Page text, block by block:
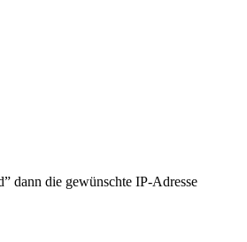
dann die gewünschte IP-Adresse